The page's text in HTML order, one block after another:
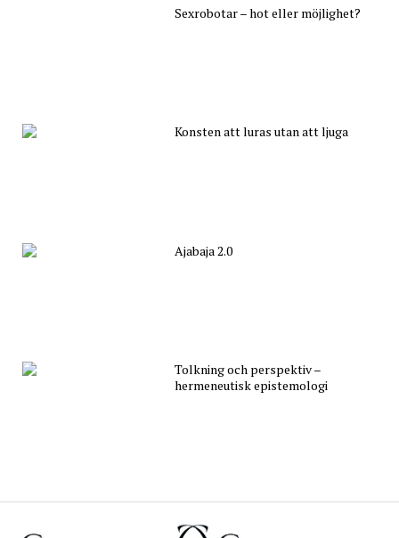
Sexrobotar – hot eller möjlighet?
Konsten att luras utan att ljuga
Ajabaja 2.0
Tolkning och perspektiv –
hermeneutisk epistemologi